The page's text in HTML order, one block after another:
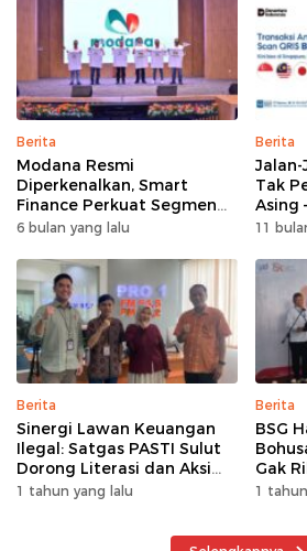
Berita
Modana Resmi
Diperkenalkan, Smart
Finance Perkuat Segmen
Pembiayaan Multiguna
6 bulan yang lalu
Berita
Jalan-
Tak
Asing
Pakai
11
Berita
Sinergi Lawan Keuangan
Ilegal: Satgas PASTI Sulut
Dorong Literasi dan Aksi
Kolektif Masyarakat
1 tahun yang lalu
Berita
BSG
Gak
1